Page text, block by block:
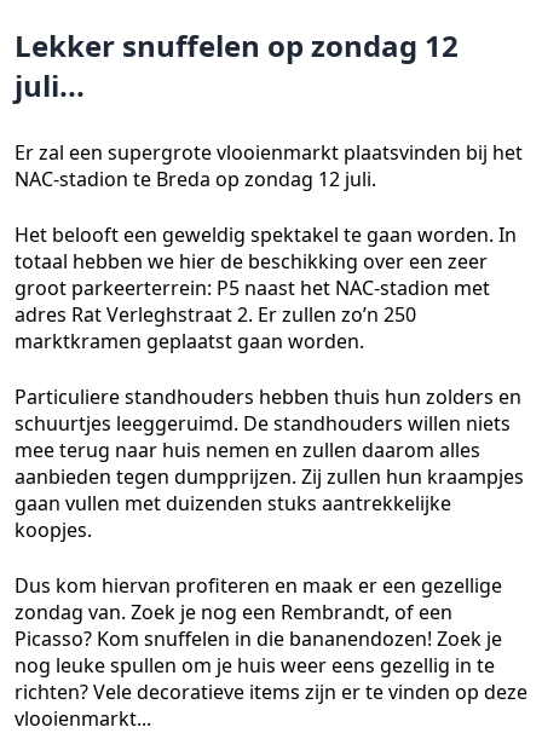
Lekker snuffelen op zondag 12
juli...
Er zal een supergrote vlooienmarkt plaatsvinden bij het
NAC-stadion te Breda op zondag 12 juli.
Het belooft een geweldig spektakel te gaan worden. In
totaal hebben we hier de beschikking over een zeer
groot parkeerterrein: P5 naast het NAC-stadion met
adres Rat Verleghstraat 2. Er zullen zo’n 250
marktkramen geplaatst gaan worden.
Particuliere standhouders hebben thuis hun zolders en
schuurtjes leeggeruimd. De standhouders willen niets
mee terug naar huis nemen en zullen daarom alles
aanbieden tegen dumpprijzen. Zij zullen hun kraampjes
gaan vullen met duizenden stuks aantrekkelijke
koopjes.
Dus kom hiervan profiteren en maak er een gezellige
zondag van. Zoek je nog een Rembrandt, of een
Picasso? Kom snuffelen in die bananendozen! Zoek je
nog leuke spullen om je huis weer eens gezellig in te
richten? Vele decoratieve items zijn er te vinden op deze
vlooienmarkt...